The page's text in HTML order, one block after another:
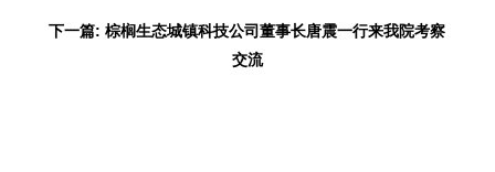
下一篇: 棕榈生态城镇科技公司董事长唐震一行来我院考察
交流